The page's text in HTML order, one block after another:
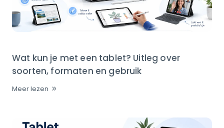
Wat kun je met een tablet? Uitleg over
soorten, formaten en gebruik
Meer lezen